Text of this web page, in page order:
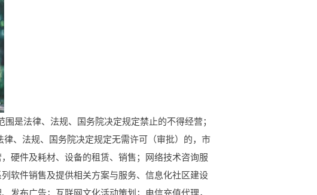
是法律、法规、国务院决定规定禁止的不得经营；
、法规、国务院决定规定无需许可（审批）的，市
硬件及耗材、设备的租赁、销售；网络技术咨询服
软件销售及提供相关方案与服务、信息化社区建设